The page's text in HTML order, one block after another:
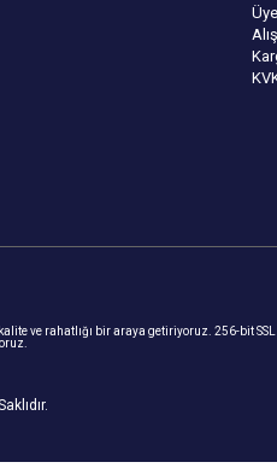
ve rahatlığı bir araya getiriyoruz. 256-bit